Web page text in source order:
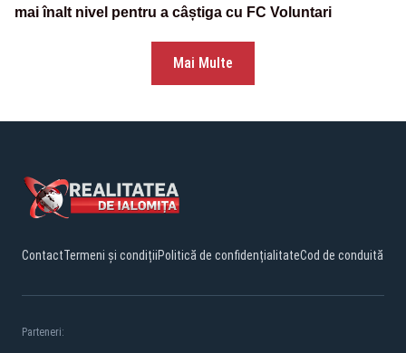
mai înalt nivel pentru a câștiga cu FC Voluntari
Mai Multe
ContactTermeni și condițiiPolitică de confidențialitateCod de conduită
Parteneri: